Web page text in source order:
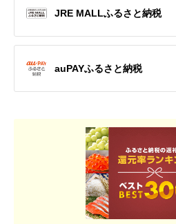
JRE MALLふるさと納税
auPAYふるさと納税